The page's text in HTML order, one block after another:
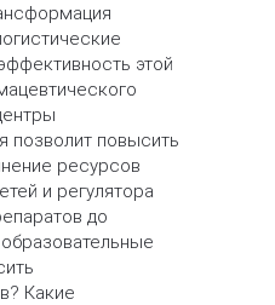
этой
позволит повысить
ресурсов
и регулятора
до
Какие